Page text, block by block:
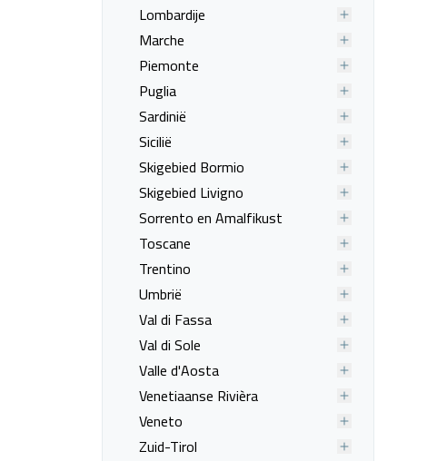
Lombardije
Marche
Piemonte
Puglia
Sardinië
Sicilië
Skigebied Bormio
Skigebied Livigno
Sorrento en Amalfikust
Toscane
Trentino
Umbrië
Val di Fassa
Val di Sole
Valle d'Aosta
Venetiaanse Rivièra
Veneto
Zuid-Tirol